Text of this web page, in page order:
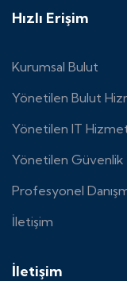
Hızlı Erişim
Kurumsal Bulut
Yönetilen Bulut
Yönetilen IT
Yönetilen
Profesyonel
İletişim
İletişim